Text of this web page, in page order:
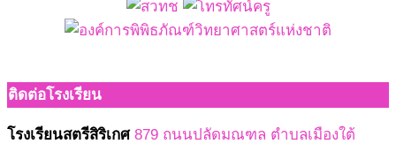
ติดต่อโรงเรียน
โรงเรียนสตรีสิริเกศ 879 ถนนปลัดมณฑล ตำบลเมืองใต้